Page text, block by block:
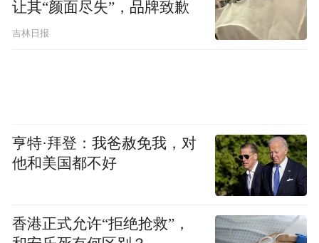
让其“颜面尽失”，品牌致歉
吉林日报
亨特·拜登：我爸赦免我，对
他和美国都不好
香港正式允许“拒绝抢救”，